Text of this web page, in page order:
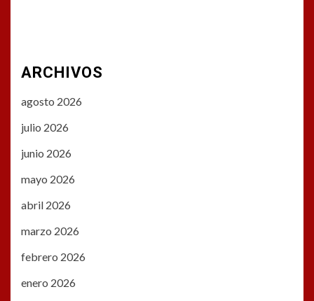
ARCHIVOS
agosto 2026
julio 2026
junio 2026
mayo 2026
abril 2026
marzo 2026
febrero 2026
enero 2026